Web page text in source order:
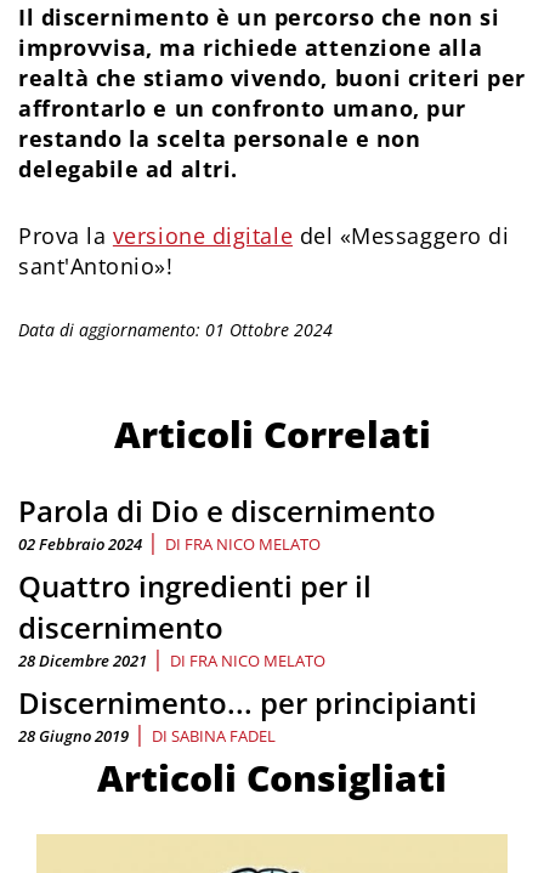
Il discernimento è un percorso che non si
improvvisa, ma richiede attenzione alla
realtà che stiamo vivendo, buoni criteri per
affrontarlo e un confronto umano, pur
restando la scelta personale e non
delegabile ad altri.
Prova la versione digitale del «Messaggero di
sant'Antonio»!
Data di aggiornamento: 01 Ottobre 2024
Articoli Correlati
Parola di Dio e discernimento
02 Febbraio 2024 | DI FRA NICO MELATO
Quattro ingredienti per il
discernimento
28 Dicembre 2021 | DI FRA NICO MELATO
Discernimento... per principianti
28 Giugno 2019 | DI SABINA FADEL
Articoli Consigliati